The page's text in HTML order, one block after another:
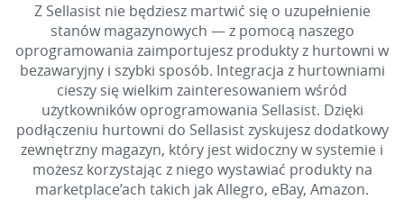
Z Sellasist nie będziesz martwić się o uzupełnienie
stanów magazynowych — z pomocą naszego
oprogramowania zaimportujesz produkty z hurtowni w
bezawaryjny i szybki sposób. Integracja z hurtowniami
cieszy się wielkim zainteresowaniem wśród
użytkowników oprogramowania Sellasist. Dzięki
podłączeniu hurtowni do Sellasist zyskujesz dodatkowy
zewnętrzny magazyn, który jest widoczny w systemie i
możesz korzystając z niego wystawiać produkty na
marketplace’ach takich jak Allegro, eBay, Amazon.